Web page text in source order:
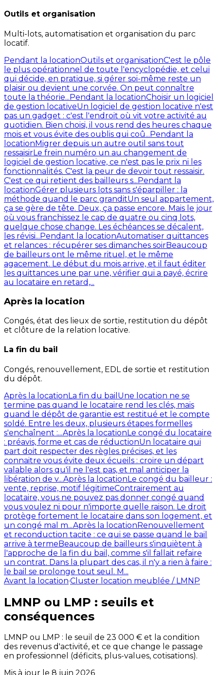
Outils et organisation
Multi-lots, automatisation et organisation du parc
locatif.
Pendant la locationOutils et organisationC'est le pôle
le plus opérationnel de toute l'encyclopédie, et celui
qui décide, en pratique, si gérer soi-même reste un
plaisir ou devient une corvée. On peut connaître
toute la théorie...Pendant la locationChoisir un logiciel
de gestion locativeUn logiciel de gestion locative n'est
pas un gadget : c'est l'endroit où vit votre activité au
quotidien. Bien choisi, il vous rend des heures chaque
mois et vous évite des oublis qui coû...Pendant la
locationMigrer depuis un autre outil sans tout
ressaisirLe frein numéro un au changement de
logiciel de gestion locative, ce n'est pas le prix ni les
fonctionnalités. C'est la peur de devoir tout ressaisir.
C'est ce qui retient des bailleurs s...Pendant la
locationGérer plusieurs lots sans s'éparpiller : la
méthode quand le parc granditUn seul appartement,
ça se gère de tête. Deux, ça passe encore. Mais le jour
où vous franchissez le cap de quatre ou cinq lots,
quelque chose change. Les échéances se décalent,
les révisi...Pendant la locationAutomatiser quittances
et relances : récupérer ses dimanches soirBeaucoup
de bailleurs ont le même rituel, et le même
agacement. Le début du mois arrive, et il faut éditer
les quittances une par une, vérifier qui a payé, écrire
au locataire en retard,...
Après la location
Congés, état des lieux de sortie, restitution du dépôt
et clôture de la relation locative.
La fin du bail
Congés, renouvellement, EDL de sortie et restitution
du dépôt.
Après la locationLa fin du bail Une location ne se
termine pas quand le locataire rend les clés, mais
quand le dépôt de garantie est restitué et le compte
soldé. Entre les deux, plusieurs étapes formelles
s'enchaînent :...Après la locationLe congé du locataire
: préavis, forme et cas de réductionUn locataire qui
part doit respecter des règles précises, et les
connaitre vous évite deux écueils : croire un départ
valable alors qu'il ne l'est pas, et mal anticiper la
libération de v...Après la locationLe congé du bailleur :
vente, reprise, motif légitimeContrairement au
locataire, vous ne pouvez pas donner congé quand
vous voulez ni pour n'importe quelle raison. Le droit
protège fortement le locataire dans son logement, et
un congé mal m...Après la locationRenouvellement
et reconduction tacite : ce qui se passe quand le bail
arrive à termeBeaucoup de bailleurs s'inquiètent à
l'approche de la fin du bail, comme s'il fallait refaire
un contrat. Dans la plupart des cas, il n'y a rien à faire :
le bail se prolonge tout seul. M...
Avant la location·Cluster location meublée / LMNP
LMNP ou LMP : seuils et
conséquences
LMNP ou LMP : le seuil de 23 000 € et la condition
des revenus d'activité, et ce que change le passage
en professionnel (déficits, plus-values, cotisations).
Mis à jour le 8 juin 2026